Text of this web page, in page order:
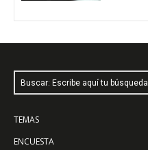
Buscar: Escribe aquí tu búsqueda
TEMAS
ENCUESTA